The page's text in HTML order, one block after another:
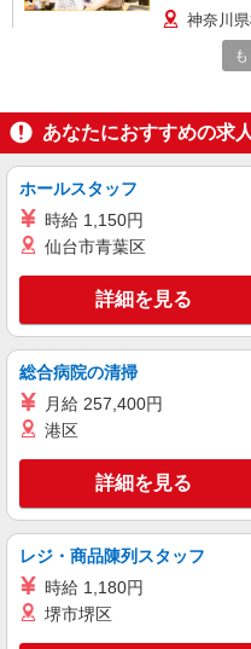
神奈川
アルバイト パート
壱鵠堂 横浜白山店
ラーメン
時給
給1,563円 ◆高
神奈川
アルバイト パート
ピザハット 鴨居店
祝日 時給
神奈川
キープ
アルバイト パート
ビッグボーイ 中山店
あなたにおすすめの求
ホールスタッフ
時給 1,150円
仙台市青葉区
詳細を見る
総合病院の清掃
月給 257,400円
港区
詳細を見る
レジ・商品陳列スタッフ
時給 1,180円
堺市堺区